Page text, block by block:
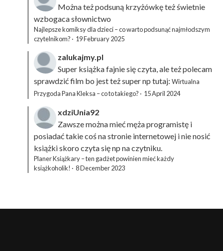
Można też podsuną krzyżówkęteż świetnie
wzbogaca słownictwo
Najlepsze komiksy dla dzieci – co warto podsunąć najmłodszym
czytelnikom? · 19 February 2025
zalukajmy.pl
Super książka fajnie się czyta, ale też polecam
sprawdzić film bo jest też super np tutaj: Wirtualna
Przygoda Pana Kleksa – co to takiego? · 15 April 2024
xdziUnia92
Zawsze można mieć męża programistę i
posiadać takie coś na stronie internetowej i nie nosić
książki skoro czyta się np na czytniku.
Planer Książkary – ten gadżet powinien mieć każdy
książkoholik! · 8 December 2023